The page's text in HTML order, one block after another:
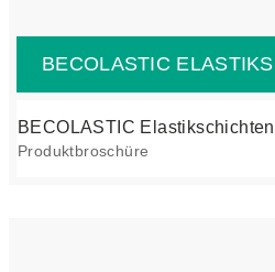
BECOLASTIC
BECOLASTIC Elastikschichten
Produktbroschüre